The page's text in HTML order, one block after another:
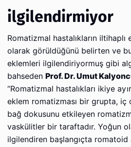
ilgilendirmiyor
Romatizmal hastalıkların iltihaplı
olarak görüldüğünü belirten ve
eklemleri ilgilendiriyormuş gibi
bahseden Prof. Dr. Umut
“Romatizmal hastalıkları ikiye
eklem romatizması bir grupta, iç
bağ dokusunu etkileyen
vaskülitler bir taraftadır. Yoğun
ilgilendiren başlangıçta